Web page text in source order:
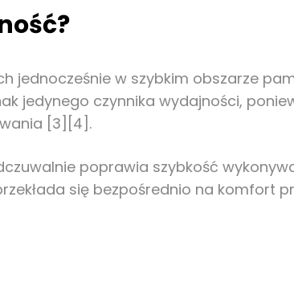
jednocześnie w szybkim obszarze
jedynego czynnika wydajności,
[3][4].
poprawia szybkość
się bezpośrednio na komfort